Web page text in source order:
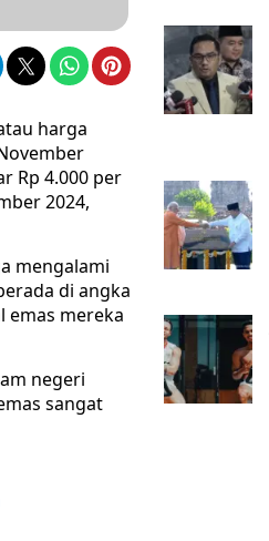
harga
Rp 4.000 per
2024,
mengalami
di angka
emas mereka
negeri
sangat